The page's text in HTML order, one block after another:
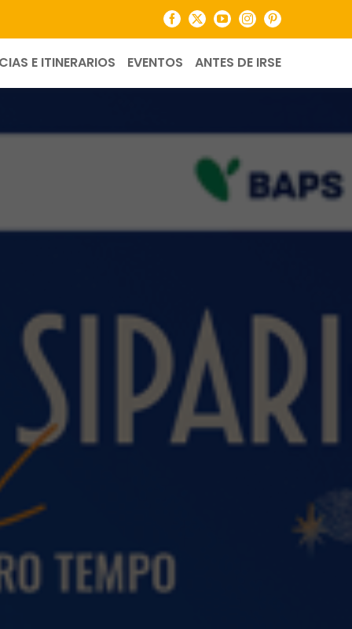
Facebook
X YouTubeInstagramPinterest
E ITINERARIOS EVENTOS ANTES DE IRSE